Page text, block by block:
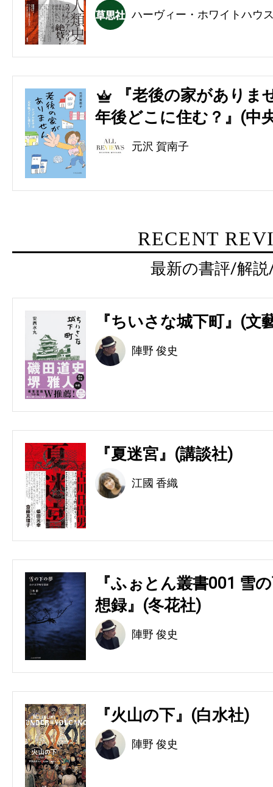
ハーヴィー・ホワイトハウ
5
『老後の家があり
年後どこに住む？』(中
元沢 賀南子
RECENT
最新の書評/解
『ちいさな城下町』(文
陣野 俊史
『夏迷宮』(講談社)
江國 香織
『ふぉとん叢書001 雪
想録』(冬花社)
陣野 俊史
『火山の下』(白水社)
陣野 俊史